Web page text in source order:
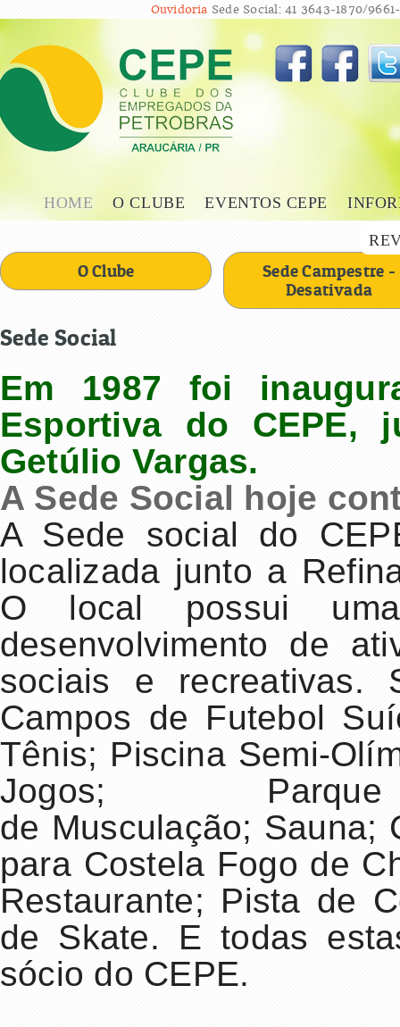
Ouvidoria Sede Social: 41 3643-1870/
HOME O CLUBE EVENTOS CEPE
O Clube
Sede Campestre -
Desativada
Sede Social
Em 1987 foi
Esportiva do CEPE,
Getúlio Vargas.
A Sede Social hoje
A Sede social do
localizada junto a
O local possui
desenvolvimento de
sociais e recreativas.
Campos de Futebol
Tênis; Piscina Semi-
Jogos;
de Musculação; Sauna;
para Costela Fogo de
Restaurante; Pista de
de Skate. E todas
sócio do CEPE.